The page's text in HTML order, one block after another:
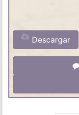
Descargar